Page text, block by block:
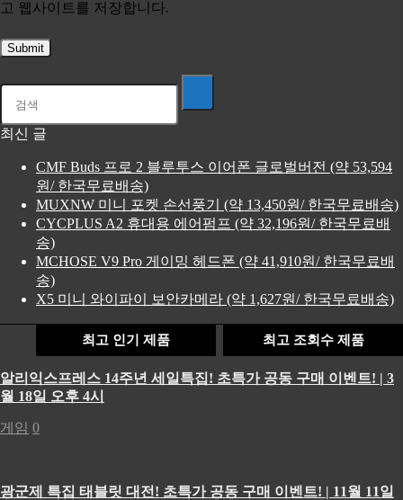
고 웹사이트를 저장합니다.
최신 글
CMF Buds 프로 2 블루투스 이어폰 글로벌버전 (약 53,594
원/ 한국무료배송)
MUXNW 미니 포켓 손선풍기 (약 13,450원/ 한국무료배송)
CYCPLUS A2 휴대용 에어펌프 (약 32,196원/ 한국무료배
송)
MCHOSE V9 Pro 게이밍 헤드폰 (약 41,910원/ 한국무료배
송)
X5 미니 와이파이 보안카메라 (약 1,627원/ 한국무료배송)
최고 인기 제품 최고 조회수 제품
알리익스프레스 14주년 세일특집! 초특가 공동 구매 이벤트! | 3
월 18일 오후 4시
게임 0
광군제 특집 태블릿 대전! 초특가 공동 구매 이벤트! | 11월 11일